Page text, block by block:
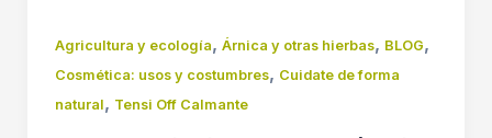
Agricultura y ecología, Árnica y otras hierbas, BLOG,
Cosmética: usos y costumbres, Cuidate de forma
natural, Tensi Off Calmante